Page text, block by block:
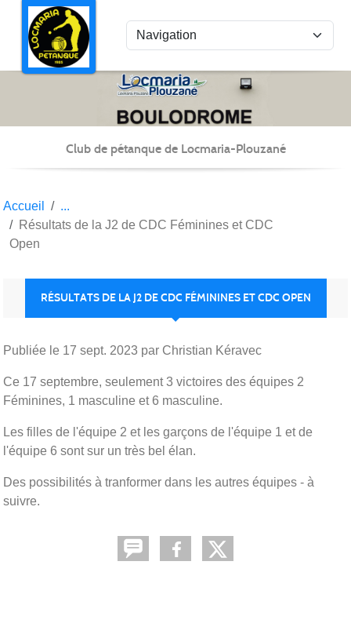
Club de pétanque de Locmaria-Plouzané
Accueil
Résultats de la J2 de CDC Féminines et CDC
Open
RÉSULTATS DE LA J2 DE CDC FÉMININES ET CDC OPEN
Publiée le 17 sept. 2023 par Christian Kéravec
Ce 17 septembre, seulement 3 victoires des équipes 2
Féminines, 1 masculine et 6 masculine.
Les filles de l'équipe 2 et les garçons de l'équipe 1 et de
l'équipe 6 sont sur un très bel élan.
Des possibilités à tranformer dans les autres équipes - à
suivre.
Panneau de gestion des cookies